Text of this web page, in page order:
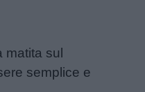
matita sul
semplice e